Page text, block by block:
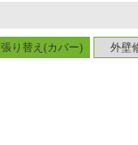
り替え(カバー) 外壁